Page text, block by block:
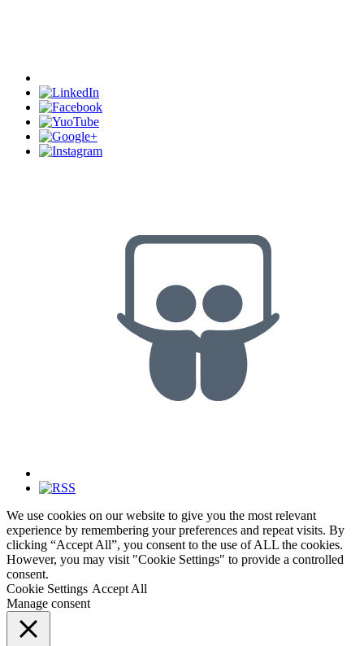
We use cookies on our website to give you the most relevant
experience by remembering your preferences and repeat visits. By
clicking “Accept All”, you consent to the use of ALL the cookies.
However, you may visit "Cookie Settings" to provide a controlled
consent.
Cookie Settings Accept All
Manage consent